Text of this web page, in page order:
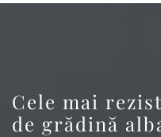
Cele mai
de grădină